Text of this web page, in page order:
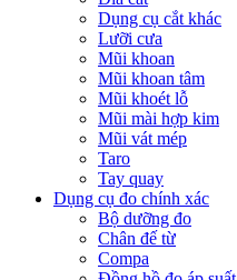
Dụng cụ cắt khác
Lưỡi cưa
Mũi khoan
Mũi khoan tâm
Mũi khoét lỗ
Mũi mài hợp kim
Mũi vát mép
Taro
Tay quay
Dụng cụ đo chính xác
Bộ dưỡng đo
Chân đế từ
Compa